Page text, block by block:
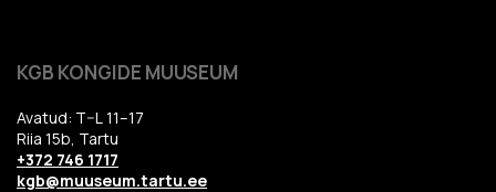
KGB KONGIDE MUUSEUM
Avatud: T–L 11–17
Riia 15b, Tartu
+372 746 1717
kgb@muuseum.tartu.ee